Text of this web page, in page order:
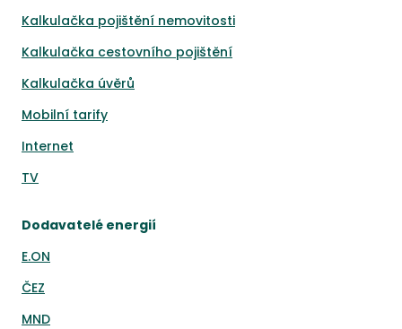
Kalkulačka pojištění nemovitosti
Kalkulačka cestovního pojištění
Kalkulačka úvěrů
Mobilní tarify
Internet
TV
Dodavatelé energií
E.ON
ČEZ
MND